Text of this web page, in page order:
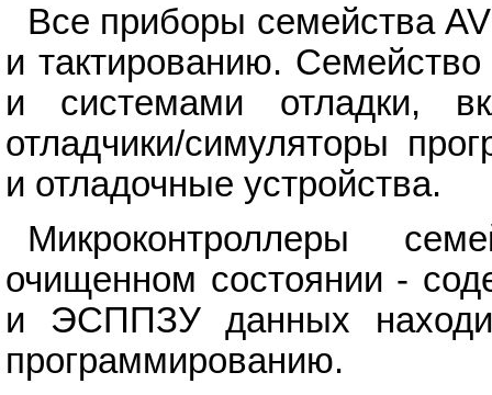
Все приборы семейства
и тактированию.
и системами отладки,
отладчики/симуляторы
и отладочные устройства.
Микроконтроллеры
очищенном состоянии -
и ЭСППЗУ данных
программированию.